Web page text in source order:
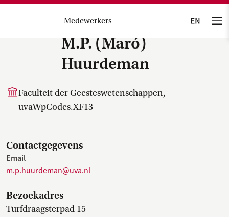
Medewerkers
M.P. (Maró)
Huurdeman
Faculteit der Geesteswetenschappen,
uvaWpCodes.XF13
Contactgegevens
Email
m.p.huurdeman@uva.nl
Bezoekadres
Turfdraagsterpad 15